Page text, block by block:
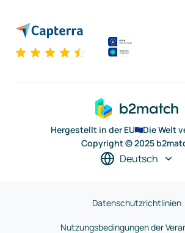
Hergestellt in der EU
Die Welt
Copyright © 2025
Deutsch
Datenschutzrichtlinien
Nutzungsbedingungen der